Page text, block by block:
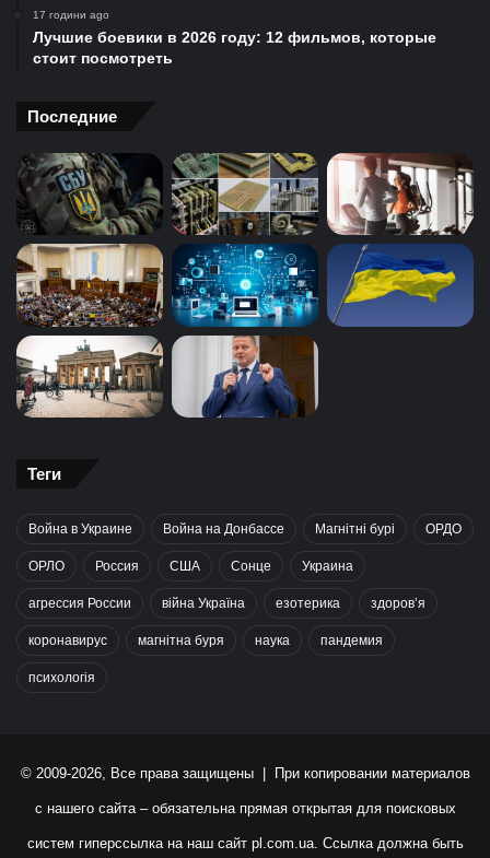
17 години ago
Лучшие боевики в 2026 году: 12 фильмов, которые
стоит посмотреть
Последние
Теги
Война в Украине Война на Донбассе Магнітні бурі ОРДО
ОРЛО Россия США Сонце Украина
агрессия России війна Україна езотерика здоров’я
коронавирус магнітна буря наука пандемия
психологія
© 2009-2026, Все права защищены | При копировании материалов
с нашего сайта – обязательна прямая открытая для поисковых
систем гиперссылка на наш сайт pl.com.ua. Ссылка должна быть